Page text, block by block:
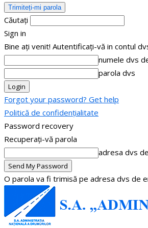
Căutați
Sign in
Bine ați venit! Autentificați-vă in contul
numele dvs
parola dvs
Forgot your password? Get help
Politică de confidențialitate
Password recovery
Recuperați-vă parola
adresa dvs
O parola va fi trimisă pe adresa dvs de